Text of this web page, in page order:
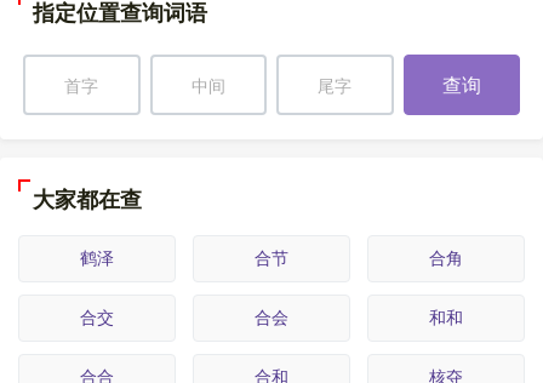
指定位置查询词语
查询
大家都在查
鹤泽 合节 合角
合交 合会 和和
合合 合和 核夺